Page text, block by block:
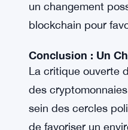
critique des
selon lequel les
La communauté
des propositions
des actifs